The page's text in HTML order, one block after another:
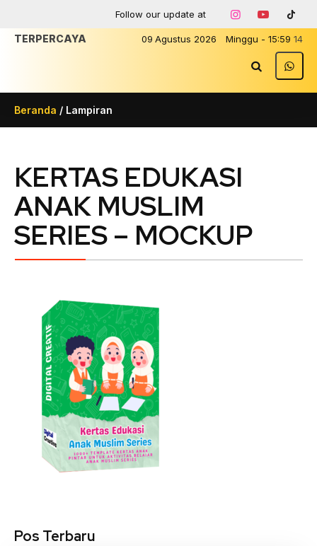
Follow our update at
09 Agustus 2026 Minggu - 15:59 14
TERPERCAYA
Beranda / Lampiran
KERTAS EDUKASI
ANAK MUSLIM
SERIES – MOCKUP
Pos Terbaru